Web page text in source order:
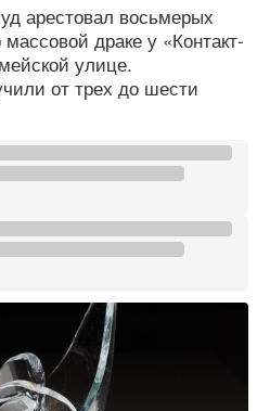
арестовал восьмерых
драке у «Контакт-
улице.
от трех до шести